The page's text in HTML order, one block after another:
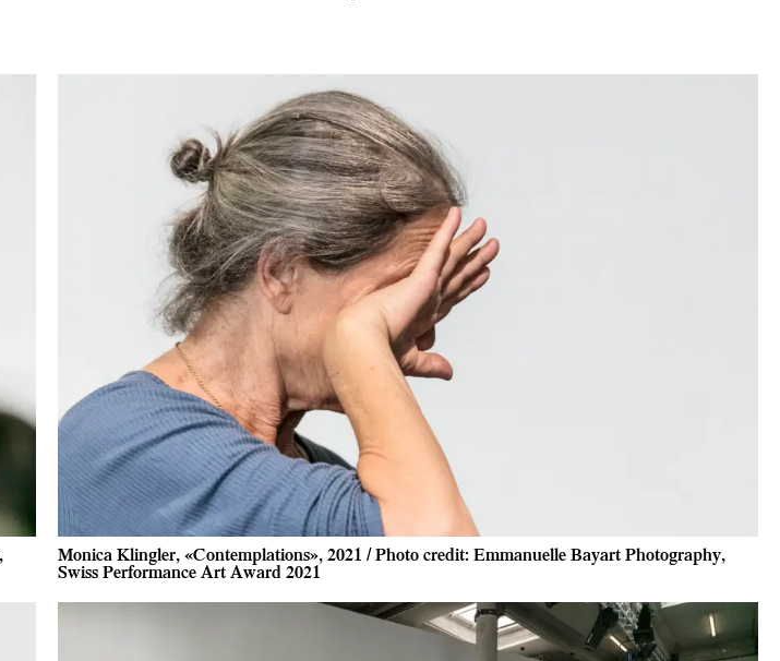
Monica Klingler, «Contemplations», 2021 / Photo credit: Emmanuelle Bayart Photography,
Swiss Performance Art Award 2021